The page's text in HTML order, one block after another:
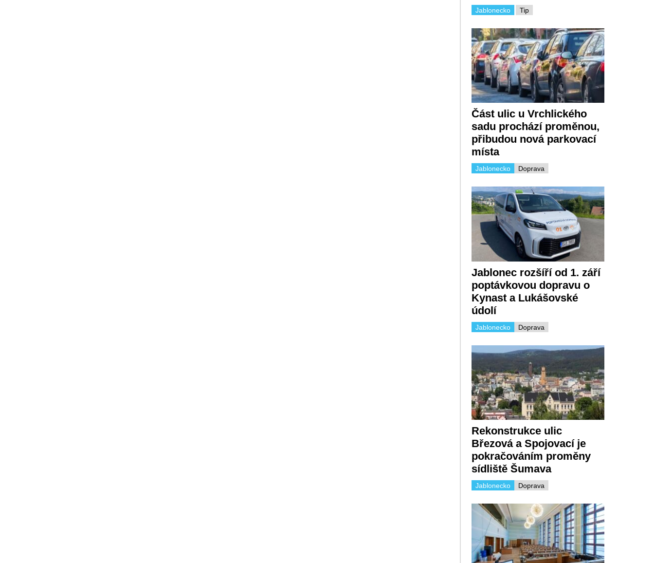
Jablonecko Tip
Část ulic u Vrchlického
sadu prochází proměnou,
přibudou nová parkovací
místa
Doprava
Jablonecko
Jablonec rozšíří od 1. září
poptávkovou dopravu o
Kynast a Lukášovské
údolí
Doprava
Jablonecko
Rekonstrukce ulic
Březová a Spojovací je
pokračováním proměny
sídliště Šumava
Doprava
Jablonecko